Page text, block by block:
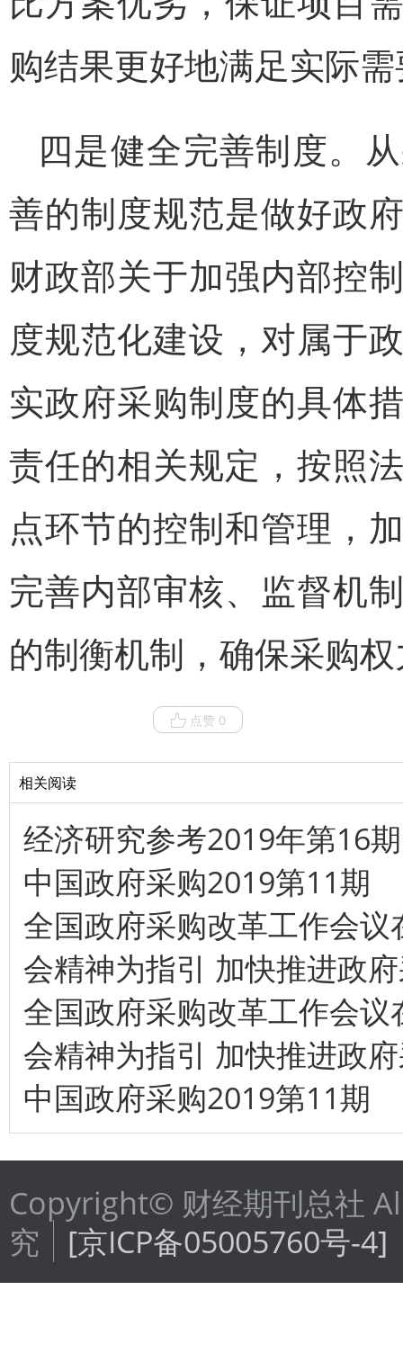
购结果更好地满足实际
四是健全完善制度。
善的制度规范是做好政
财政部关于加强内部控
度规范化建设，对属于
实政府采购制度的具体
责任的相关规定，按照
点环节的控制和管理，
完善内部审核、监督机
的制衡机制，确保采购
点赞 0
相关阅读
经济研究参考2019年第16期
中国政府采购2019第11期
全国政府采购改革工作会
会精神为指引 加快推进政
全国政府采购改革工作会
会精神为指引 加快推进政
中国政府采购2019第11期
Copyright© 财经期刊总社
究
[京ICP备05005760号-4]